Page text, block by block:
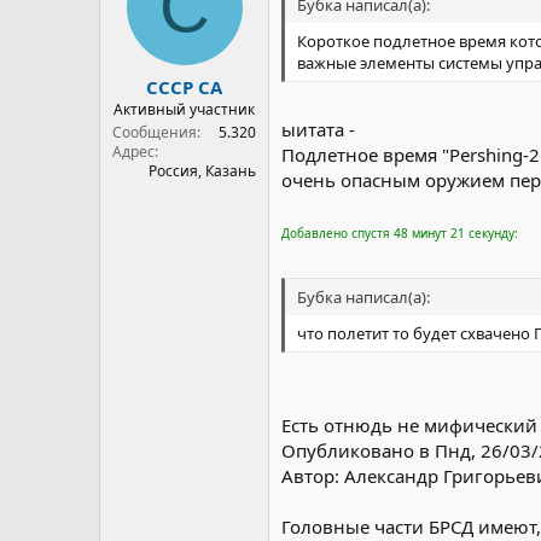
СССР СА
Активный участник
Сообщения
5.320
Адрес
Россия, Казань
Бубка написал(а):
Короткое подлетное время
важные элементы системы
ыитата -
Подлетное время "Pershing-
очень опасным оружием
Добавлено спустя 48 минут 21 секунду:
Бубка написал(а):
что полетит то будет схвачено
Есть отнюдь не
Опубликовано в Пнд, 26/
Автор: Александр
Головные части БРСД